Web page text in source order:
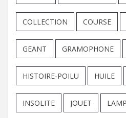
COLLECTION COURSE
GEANT GRAMOPHONE
HISTOIRE-POILU HUILE
INSOLITE JOUET